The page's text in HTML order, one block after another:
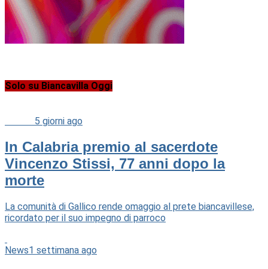
Solo su Biancavilla Oggi
5 giorni ago
In Calabria premio al sacerdote
Vincenzo Stissi, 77 anni dopo la
morte
La comunità di Gallico rende omaggio al prete biancavillese,
ricordato per il suo impegno di parroco
News1 settimana ago